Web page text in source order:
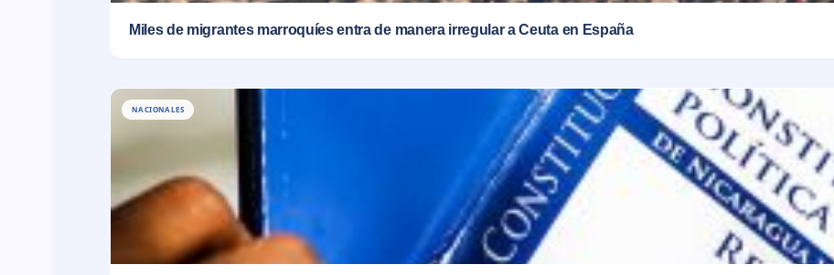
Miles de migrantes marroquíes entra de manera irregular a Ceuta en España
NACIONALES